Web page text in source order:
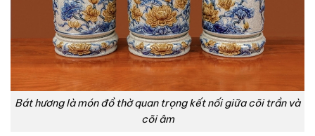
Bát hương là món đồ thờ quan trọng kết nối giữa cõi trần và
cõi âm